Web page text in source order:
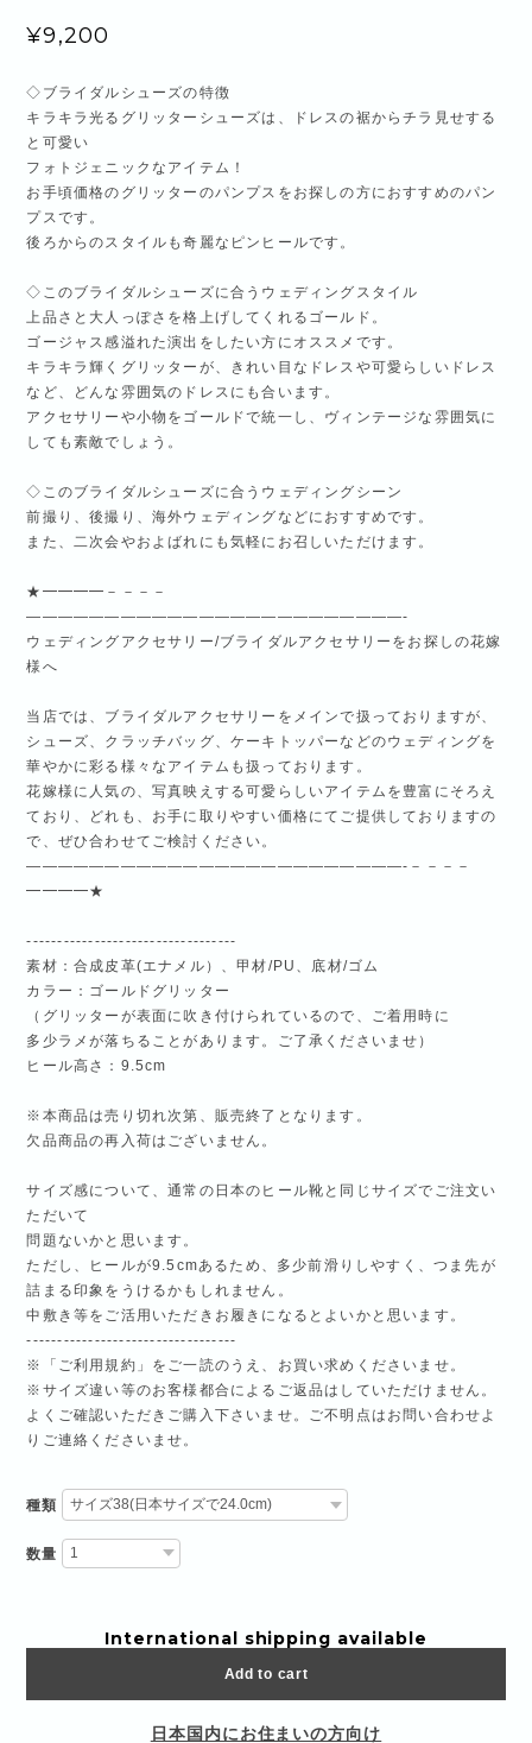
¥9,200
◇ブライダルシューズの特徴
キラキラ光るグリッターシューズは、ドレスの裾からチラ見せする
と可愛い
フォトジェニックなアイテム！
お手頃価格のグリッターのパンプスをお探しの方におすすめのパン
プスです。
後ろからのスタイルも奇麗なピンヒールです。
◇このブライダルシューズに合うウェディングスタイル
上品さと大人っぽさを格上げしてくれるゴールド。
ゴージャス感溢れた演出をしたい方にオススメです。
キラキラ輝くグリッターが、きれい目なドレスや可愛らしいドレス
など、どんな雰囲気のドレスにも合います。
アクセサリーや小物をゴールドで統一し、ヴィンテージな雰囲気に
しても素敵でしょう。
◇このブライダルシューズに合うウェディングシーン
前撮り、後撮り、海外ウェディングなどにおすすめです。
また、二次会やおよばれにも気軽にお召しいただけます。
★━━━━－－－－
————————————————————————-
ウェディングアクセサリー/ブライダルアクセサリーをお探しの花嫁
様へ
当店では、ブライダルアクセサリーをメインで扱っておりますが、
シューズ、クラッチバッグ、ケーキトッパーなどのウェディングを
華やかに彩る様々なアイテムも扱っております。
花嫁様に人気の、写真映えする可愛らしいアイテムを豊富にそろえ
ており、どれも、お手に取りやすい価格にてご提供しておりますの
で、ぜひ合わせてご検討ください。
————————————————————————-－－－－
━━━━★
----------------------------------
素材：合成皮革(エナメル）、甲材/PU、底材/ゴム
カラー：ゴールドグリッター
（グリッターが表面に吹き付けられているので、ご着用時に
多少ラメが落ちることがあります。ご了承くださいませ）
ヒール高さ：9.5cm
※本商品は売り切れ次第、販売終了となります。
欠品商品の再入荷はございません。
サイズ感について、通常の日本のヒール靴と同じサイズでご注文い
ただいて
問題ないかと思います。
ただし、ヒールが9.5cmあるため、多少前滑りしやすく、つま先が
詰まる印象をうけるかもしれません。
中敷き等をご活用いただきお履きになるとよいかと思います。
----------------------------------
※「ご利用規約」をご一読のうえ、お買い求めくださいませ。
※サイズ違い等のお客様都合によるご返品はしていただけません。
よくご確認いただきご購入下さいませ。ご不明点はお問い合わせよ
りご連絡くださいませ。
種類
数量
International shipping available
Add to cart
日本国内にお住まいの方向け